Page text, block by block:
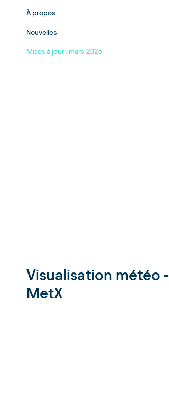
À propos
Nouvelles
Mises à jour : mars 2026
Visualisation météo -
MetX